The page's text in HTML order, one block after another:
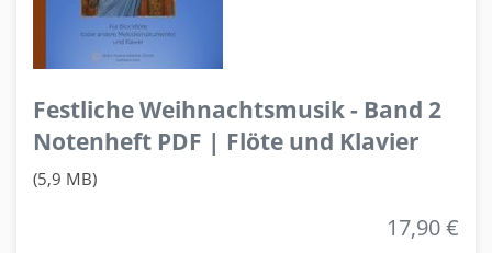
Festliche Weihnachtsmusik - Band 2
Notenheft PDF | Flöte und Klavier
(5,9 MB)
17,90 €